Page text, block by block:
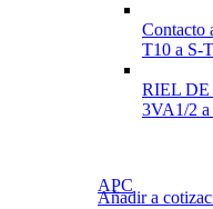
Contacto
T10 a S-
RIEL
3VA1/2 a
APC
Añadir a